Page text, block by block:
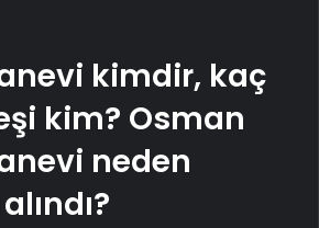
kimdir, kaç
kim? Osman
neden